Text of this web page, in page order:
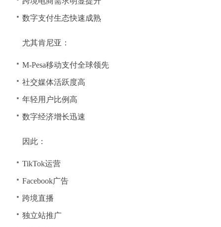
数字支付生态快速成熟
尤其肯尼亚：
M-Pesa移动支付全球领先
社交媒体活跃度高
年轻用户比例高
数字经济增长迅速
因此：
TikTok运营
Facebook广告
跨境直播
独立站推广